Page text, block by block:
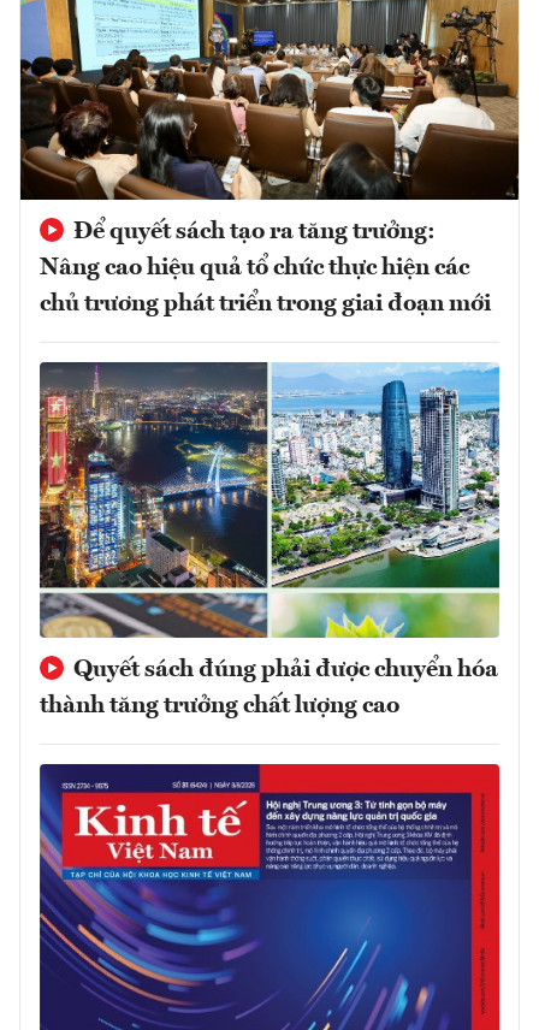
Để quyết sách tạo ra tăng trưởng:
Nâng cao hiệu quả tổ chức thực hiện các
chủ trương phát triển trong giai đoạn mới
Quyết sách đúng phải được chuyển hóa
thành tăng trưởng chất lượng cao